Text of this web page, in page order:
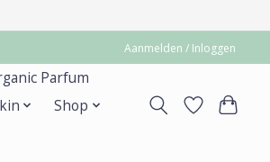
Aanmelden / Inloggen
Parfum
Shop